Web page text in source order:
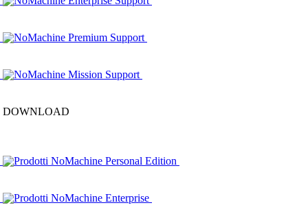
NoMachine Premium Support
NoMachine Mission Support
DOWNLOAD
Prodotti NoMachine Personal Edition
Prodotti NoMachine Enterprise